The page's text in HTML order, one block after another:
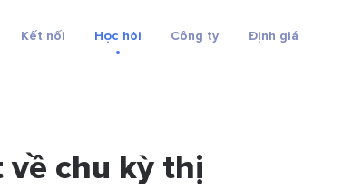
Kết nối Học hỏi Công ty Định giá
về chu kỳ thị